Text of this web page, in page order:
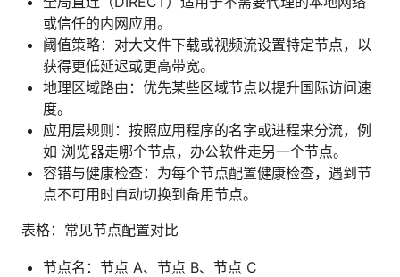
或信任的内网应用。
阈值策略：对大文件下载或视频流设置特定节点，以
获得更低延迟或更高带宽。
地理区域路由：优先某些区域节点以提升国际访问速
度。
应用层规则：按照应用程序的名字或进程来分流，例
如 浏览器走哪个节点，办公软件走另一个节点。
容错与健康检查：为每个节点配置健康检查，遇到节
点不可用时自动切换到备用节点。
表格：常见节点配置对比
节点名：节点 A、节点 B、节点 C